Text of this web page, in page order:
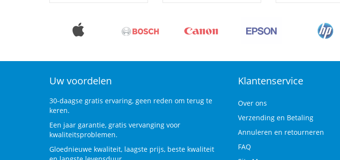
Uw voordelen
30-daagse gratis ervaring, geen reden om terug te
keren.
Een jaar garantie, gratis vervanging voor
kwaliteitsproblemen.
Gloednieuwe kwaliteit, laagste prijs, beste kwaliteit
Klantenservice
Over ons
Verzending en Betaling
Annuleren en retourneren
FAQ